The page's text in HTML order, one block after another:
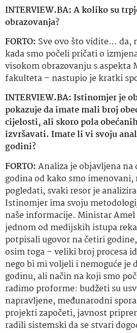
INTERVIEW.BA: A koliko su
obrazovanja?
FORTO: Sve ovo što vidite… da,
kada smo počeli pričati o
visokom obrazovanju s aspekta
fakulteta– nastupio je kratki
INTERVIEW.BA:Istinomjerje
pokazuje da imate mali broj
cijelosti, ali skoro pola
izvršavati. Imate li vi svoju
godini?
FORTO:Analiza je objavljena na
godina od kako smo imenovani,
pogledati, svaki resor je
Istinomjerima svoju
naše informacije. Ministar Amel
jednom od medijskih istupa
potpisali ugovor na četiri
osim toga – veliki broj procesa
nego bi mi voljeli i nemoguće je
godinu, ali način na koji smo
radimo proforme: budžeti su
napravljene, međunarodni
projekti započeti, javnost
radili sistemski da se stvari